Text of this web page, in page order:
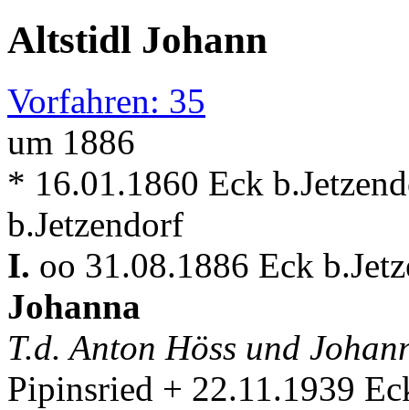
Altstidl Johann
Vorfahren: 35
um 1886
* 16.01.1860 Eck
b.Jetzendorf
I. oo 31.08.1886 Eck
Johanna
T.d. Anton Höss und
Pipinsried + 22.11.1939